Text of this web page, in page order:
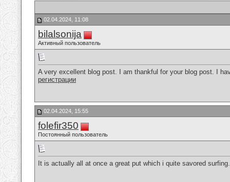
02.04.2024, 11:08
bilalsonija
Активный пользователь
A very excellent blog post. I am thankful for your blog post. I
регистрации
02.04.2024, 15:55
folefir350
Постоянный пользователь
It is actually all at once a great put which i quite savored